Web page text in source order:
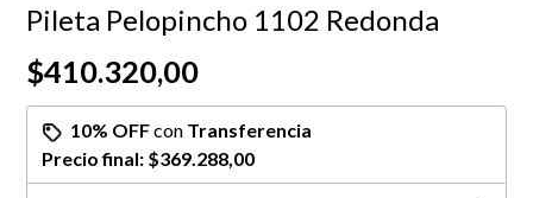
Pileta Pelopincho 1102 Redonda
$410.320,00
10% OFFcon Transferencia
Precio final: $369.288,00